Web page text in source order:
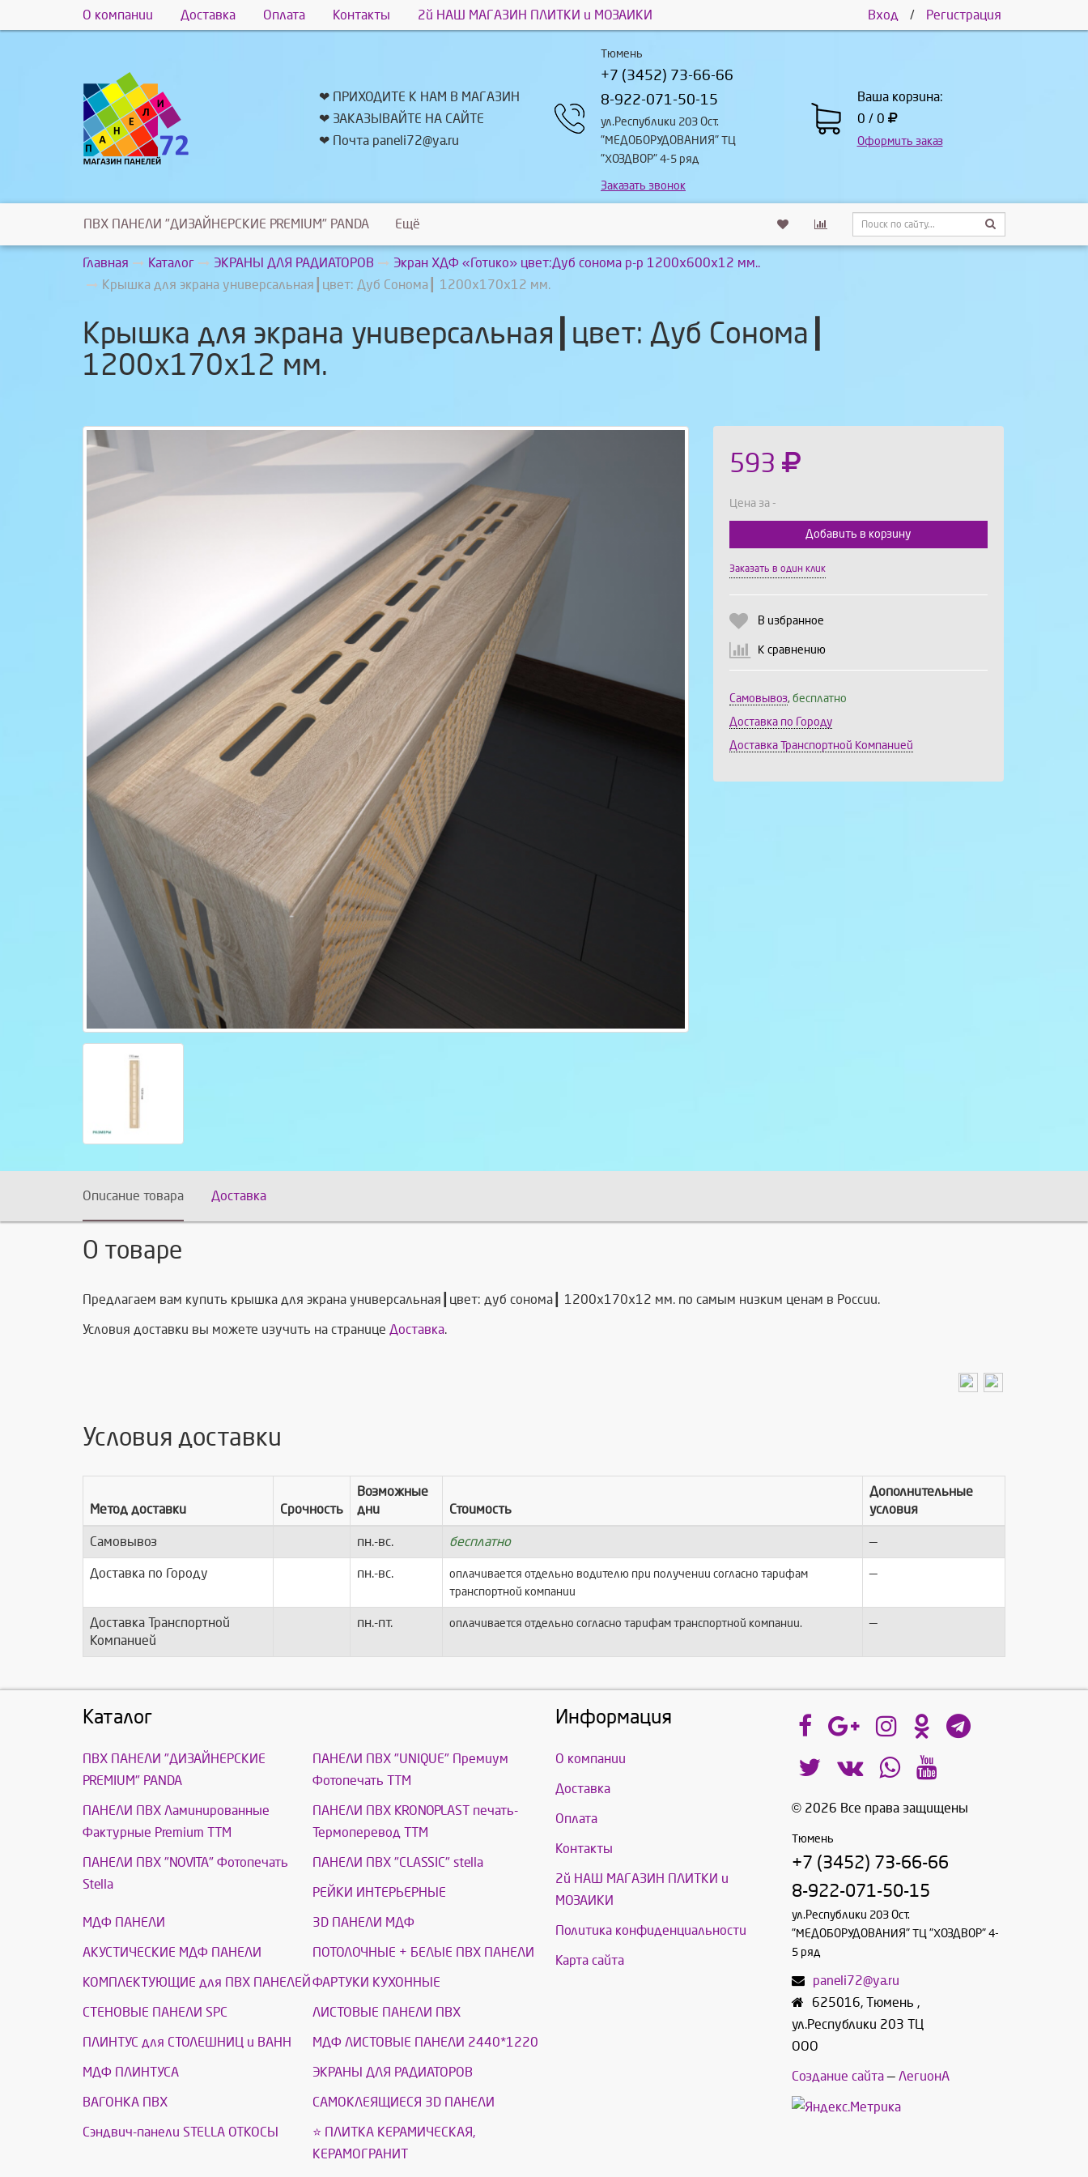
О компании Доставка Оплата Контакты 2й НАШ МАГАЗИН ПЛИТКИ и МОЗАИКИ Вход / Регистрация
❤ ПРИХОДИТЕ К НАМ В МАГАЗИН
❤ ЗАКАЗЫВАЙТЕ НА САЙТЕ
❤ Почта paneli72@ya.ru
Тюмень
+7 (3452) 73-66-66
8-922-071-50-15
ул.Республики 203 Ост.
"МЕДОБОРУДОВАНИЯ" ТЦ
"ХОЗДВОР" 4-5 ряд
Заказать звонок
Ваша корзина:
0 / 0
Оформить заказ
ПВХ ПАНЕЛИ "ДИЗАЙНЕРСКИЕ PREMIUM" PANDA Ещё
Главная Каталог ЭКРАНЫ ДЛЯ РАДИАТОРОВ
Экран ХДФ «Готико» цвет:Дуб сонома р-р 1200х600х12 мм..
Крышка для экрана универсальная┃цвет: Дуб Сонома┃ 1200х170х12 мм.
Крышка для экрана универсальная┃цвет: Дуб Сонома┃
1200х170х12 мм.
593
Цена за -
Добавить в корзину
Заказать в один клик
В избранное
К сравнению
Самовывоз, бесплатно
Доставка по Городу
Доставка Транспортной Компанией
Описание товара Доставка
О товаре
Предлагаем вам купить крышка для экрана универсальная┃цвет: дуб сонома┃ 1200х170х12 мм. по самым низким ценам в России.
Условия доставки вы можете изучить на странице Доставка.
Условия доставки
Метод доставки Срочность
Возможные
дни
Стоимость
Дополнительные
условия
Самовывоз пн.-вс. бесплатно —
Доставка по Городу пн.-вс.
оплачивается отдельно водителю при получении согласно тарифам
транспортной компании
—
Доставка Транспортной
Компанией
пн.-пт. оплачивается отдельно согласно тарифам транспортной компании. —
Каталог
ПВХ ПАНЕЛИ "ДИЗАЙНЕРСКИЕ
PREMIUM" PANDA
ПАНЕЛИ ПВХ "UNIQUE" Премиум
Фотопечать ТТМ
ПАНЕЛИ ПВХ Ламинированные
Фактурные Premium ТТМ
ПАНЕЛИ ПВХ KRONOPLAST печать-
Термоперевод ТТМ
ПАНЕЛИ ПВХ "NOVITA" Фотопечать
Stella
ПАНЕЛИ ПВХ "CLASSIC" stella
РЕЙКИ ИНТЕРЬЕРНЫЕ
МДФ ПАНЕЛИ 3D ПАНЕЛИ МДФ
АКУСТИЧЕСКИЕ МДФ ПАНЕЛИ ПОТОЛОЧНЫЕ + БЕЛЫЕ ПВХ ПАНЕЛИ
КОМПЛЕКТУЮЩИЕ для ПВХ ПАНЕЛЕЙ ФАРТУКИ КУХОННЫЕ
СТЕНОВЫЕ ПАНЕЛИ SPC ЛИСТОВЫЕ ПАНЕЛИ ПВХ
ПЛИНТУС для СТОЛЕШНИЦ и ВАНН МДФ ЛИСТОВЫЕ ПАНЕЛИ 2440*1220
МДФ ПЛИНТУСА ЭКРАНЫ ДЛЯ РАДИАТОРОВ
ВАГОНКА ПВХ САМОКЛЕЯЩИЕСЯ 3D ПАНЕЛИ
Сэндвич-панели STELLA ОТКОСЫ
⭐ ПЛИТКА КЕРАМИЧЕСКАЯ,
КЕРАМОГРАНИТ
Информация
О компании
Доставка
Оплата
Контакты
2й НАШ МАГАЗИН ПЛИТКИ и
МОЗАИКИ
Политика конфиденциальности
Карта сайта
© 2026 Все права защищены
Тюмень
+7 (3452) 73-66-66
8-922-071-50-15
ул.Республики 203 Ост.
"МЕДОБОРУДОВАНИЯ" ТЦ "ХОЗДВОР" 4-
5 ряд
paneli72@ya.ru
625016, Тюмень ,
ул.Республики 203 ТЦ
ООО
Создание сайта— ЛегионА